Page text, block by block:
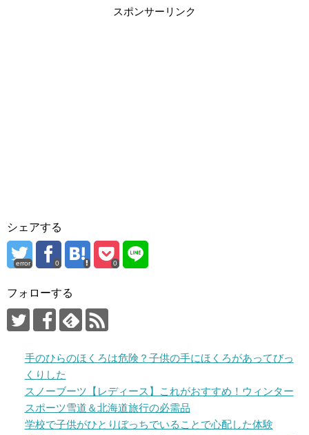
スポンサーリンク
シェアする
error 0 0
フォローする
手のひらのほくろは危険？子供の手にほくろがあってびっ
くりした
スノーブーツ【レディース】これがおすすめ！ウィンター
スポーツ雪道＆北海道旅行の必需品
学校で子供がひとりぼっちでいることで心配した体験